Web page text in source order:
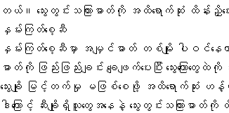
တယ်။ သွေးတွင်းသကြားဓာတ် ကို အထိရောက်ဆုံး ထိန်းညှိပ
နှမ်းကြတ်စေ့ဆီ
နှမ်းကြတ်စေ့ဆီမှာ အမျှင်ဓာတ်တစ်မျိုး ပါဝင်နေတ
ဓာတ်ကို ဖြည်းဖြည်းချင်း ချေဖျက်ပေးပြီး သွေးကြေ
သွေးချို မြင့်တက်မှု မဖြစ်စေဖို့ အထိရောက်ဆုံး ဟန့်တာ
ဒါကြောင့် ဆီးချိုရှိသူတွေအနေနဲ့ သွေးတွင်းသကြား